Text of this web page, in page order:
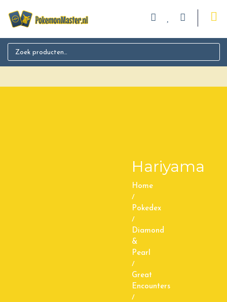
Search for:
Hariyama
Home
/
Pokedex
/
Diamond
&
Pearl
/
Great
Encounters
/